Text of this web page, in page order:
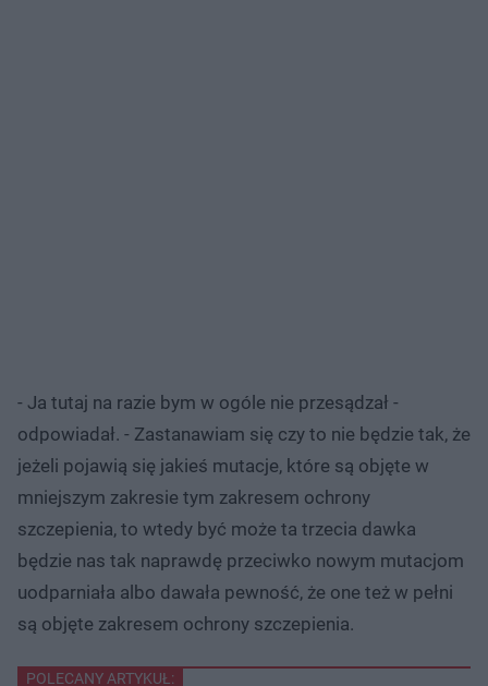
- Ja tutaj na razie bym w ogóle nie przesądzał -
odpowiadał. - Zastanawiam się czy to nie będzie tak, że
jeżeli pojawią się jakieś mutacje, które są objęte w
mniejszym zakresie tym zakresem ochrony
szczepienia, to wtedy być może ta trzecia dawka
będzie nas tak naprawdę przeciwko nowym mutacjom
uodparniała albo dawała pewność, że one też w pełni
są objęte zakresem ochrony szczepienia.
POLECANY ARTYKUŁ: